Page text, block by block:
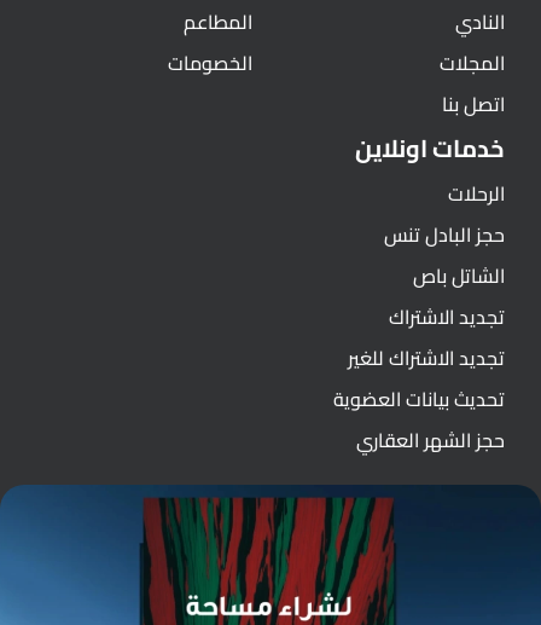
النادي
المجلات
اتصل بنا
المطاعم
الخصومات
خدمات اونلاين
الرحلات
حجز البادل تنس
الشاتل باص
تجديد الاشتراك
تجديد الاشتراك للغير
تحديث بيانات العضوية
حجز الشهر العقاري